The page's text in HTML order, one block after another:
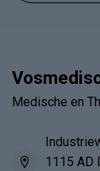
Medische en
1115 AD